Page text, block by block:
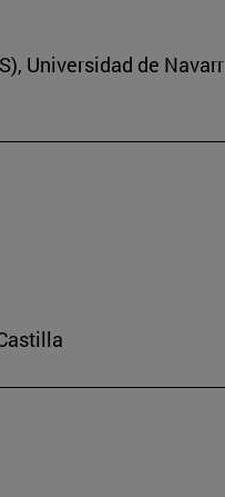
Universidad de